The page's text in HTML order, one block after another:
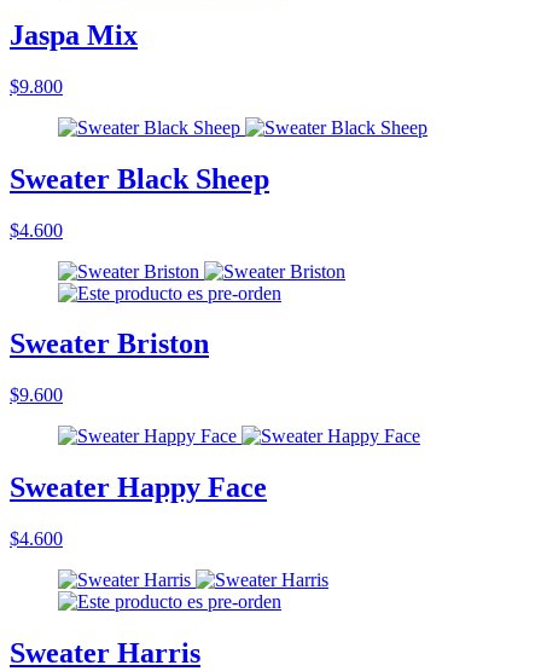
Jaspa Mix
$9.800
Sweater Black Sheep
$4.600
Sweater Briston
$9.600
Sweater Happy Face
$4.600
Sweater Harris